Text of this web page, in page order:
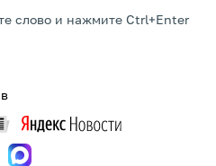
слово и нажмите Ctrl+Enter